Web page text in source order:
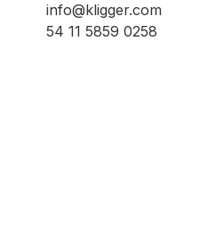
info@kligger.com
54 11 5859 0258